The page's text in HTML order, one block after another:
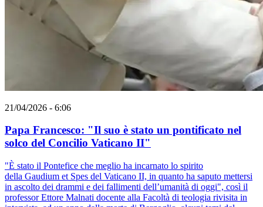
21/04/2026 - 6:06
Papa Francesco: "Il suo è stato un pontificato nel
solco del Concilio Vaticano II"
"È stato il Pontefice che meglio ha incarnato lo spirito
della Gaudium et Spes del Vaticano II, in quanto ha saputo mettersi
in ascolto dei drammi e dei fallimenti dell’umanità di oggi", così il
professor Ettore Malnati docente alla Facoltà di teologia rivisita in